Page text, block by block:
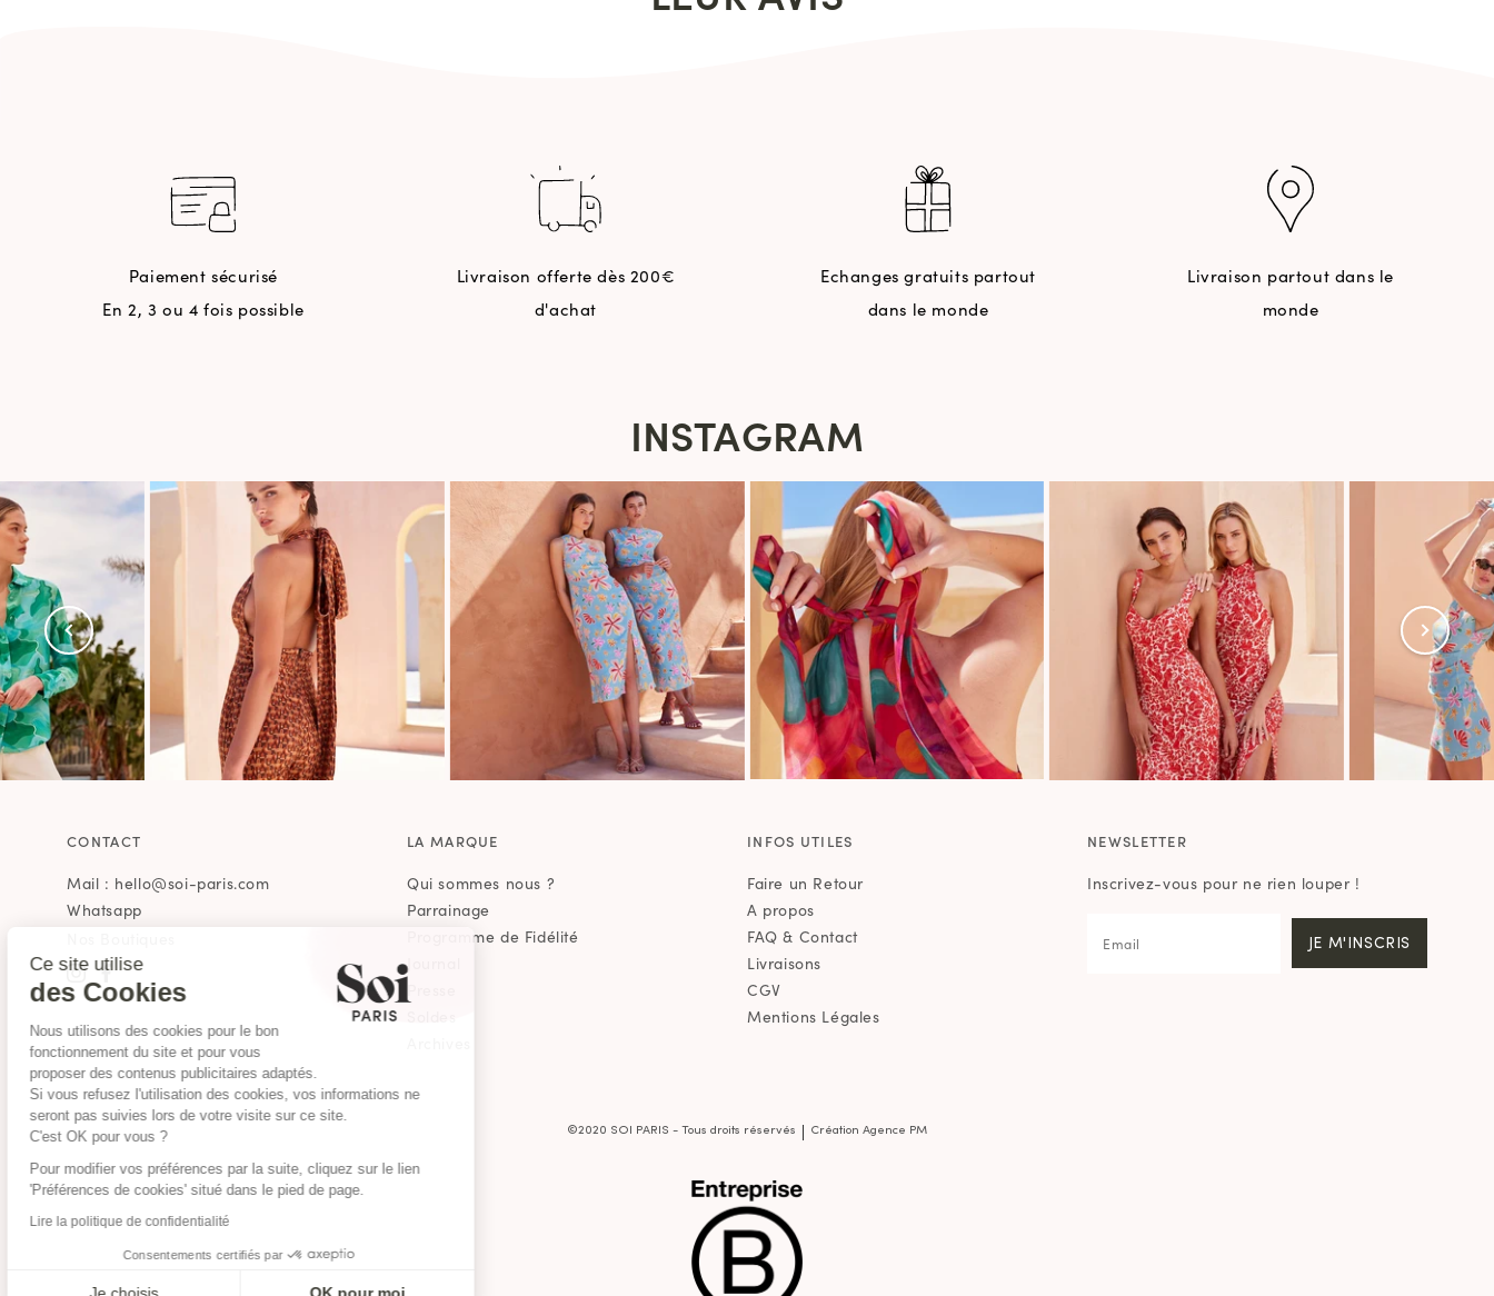
Paiement sécurisé
En 2, 3 ou 4 fois possible
Livraison offerte dès 200€
d'achat
Echanges gratuits partout
dans le monde
Livraison partout dans le
monde
INSTAGRAM
CONTACT
Mail : hello@soi-paris.com
Whatsapp
LA MARQUE
Qui sommes nous ?
Parrainage
Programme de Fidélité
Journal
INFOS UTILES
Faire un Retour
A propos
FAQ & Contact
Livraisons
CGV
Mentions Légales
NEWSLETTER
Inscrivez-vous pour ne rien louper !
JE M'INSCRIS
©2020 SOI PARIS - Tous droits réservés | Création Agence PM
Continuer sans accepter
Ce site utilise
des Cookies
Nous utilisons des cookies pour le bon
fonctionnement du site et pour vous
proposer des contenus publicitaires adaptés.
Si vous refusez l'utilisation des cookies, vos informations ne
seront pas suivies lors de votre visite sur ce site.
C'est OK pour vous ?
Pour modifier vos préférences par la suite, cliquez sur le lien
'Préférences de cookies' situé dans le pied de page.
Lire la politique de confidentialité
Consentements certifiés par